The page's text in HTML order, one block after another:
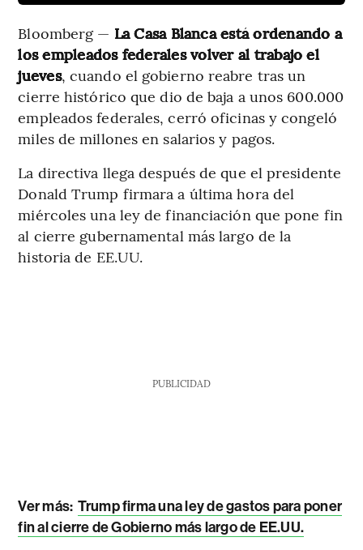
Bloomberg — La Casa Blanca está ordenando a
los empleados federales volver al trabajo el
jueves, cuando el gobierno reabre tras un
cierre histórico que dio de baja a unos 600.000
empleados federales, cerró oficinas y congeló
miles de millones en salarios y pagos.
La directiva llega después de que el presidente
Donald Trump firmara a última hora del
miércoles una ley de financiación que pone fin
al cierre gubernamental más largo de la
historia de EE.UU.
PUBLICIDAD
Ver más: Trump firma una ley de gastos para poner
fin al cierre de Gobierno más largo de EE.UU.